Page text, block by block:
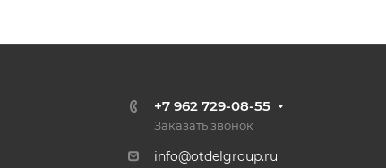
+7 962 729-08-55
Заказать звонок
info@otdelgroup.ru